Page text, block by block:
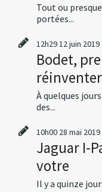
Tout ou
portées...
12h2912juin 2019
Bodet,
À quelques
des...
10h00 28 mai 2019
Jaguar I-
votre
Il y a quinze